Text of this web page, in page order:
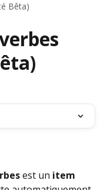
Bêta)
est un item